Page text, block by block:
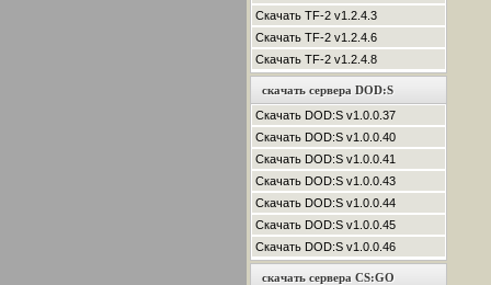
Скачать TF-2 v1.2.4.3
Скачать TF-2 v1.2.4.6
Скачать TF-2 v1.2.4.8
скачать сервера DOD:S
Скачать DOD:S v1.0.0.37
Скачать DOD:S v1.0.0.40
Скачать DOD:S v1.0.0.41
Скачать DOD:S v1.0.0.43
Скачать DOD:S v1.0.0.44
Скачать DOD:S v1.0.0.45
Скачать DOD:S v1.0.0.46
скачать сервера CS:GO